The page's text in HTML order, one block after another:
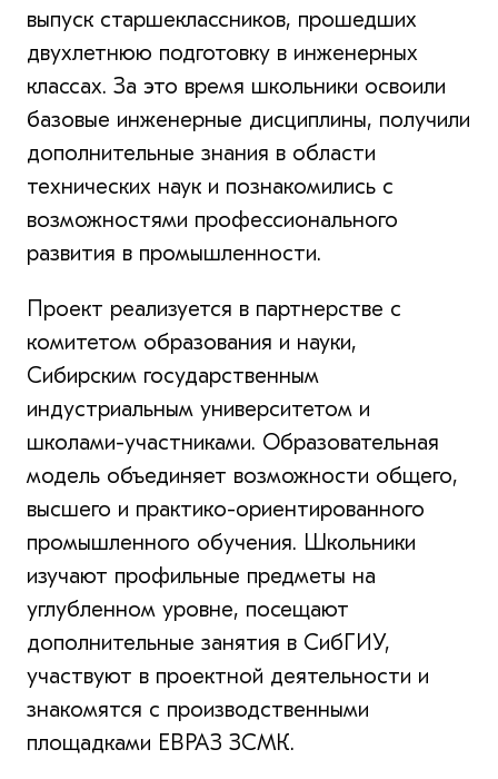
выпуск старшеклассников, прошедших
двухлетнюю подготовку в инженерных
классах. За это время школьники освоили
базовые инженерные дисциплины, получили
дополнительные знания в области
технических наук и познакомились с
возможностями профессионального
развития в промышленности.
Проект реализуется в партнерстве с
комитетом образования и науки,
Сибирским государственным
индустриальным университетом и
школами-участниками. Образовательная
модель объединяет возможности общего,
высшего и практико-ориентированного
промышленного обучения. Школьники
изучают профильные предметы на
углубленном уровне, посещают
дополнительные занятия в СибГИУ,
участвуют в проектной деятельности и
знакомятся с производственными
площадками ЕВРАЗ ЗСМК.